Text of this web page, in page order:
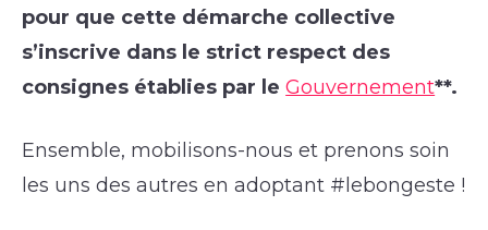
pour que cette démarche collective
s’inscrive dans le strict respect des
consignes établies par leGouvernement**.
Ensemble, mobilisons-nous et prenons soin
les uns des autres en adoptant #lebongeste !